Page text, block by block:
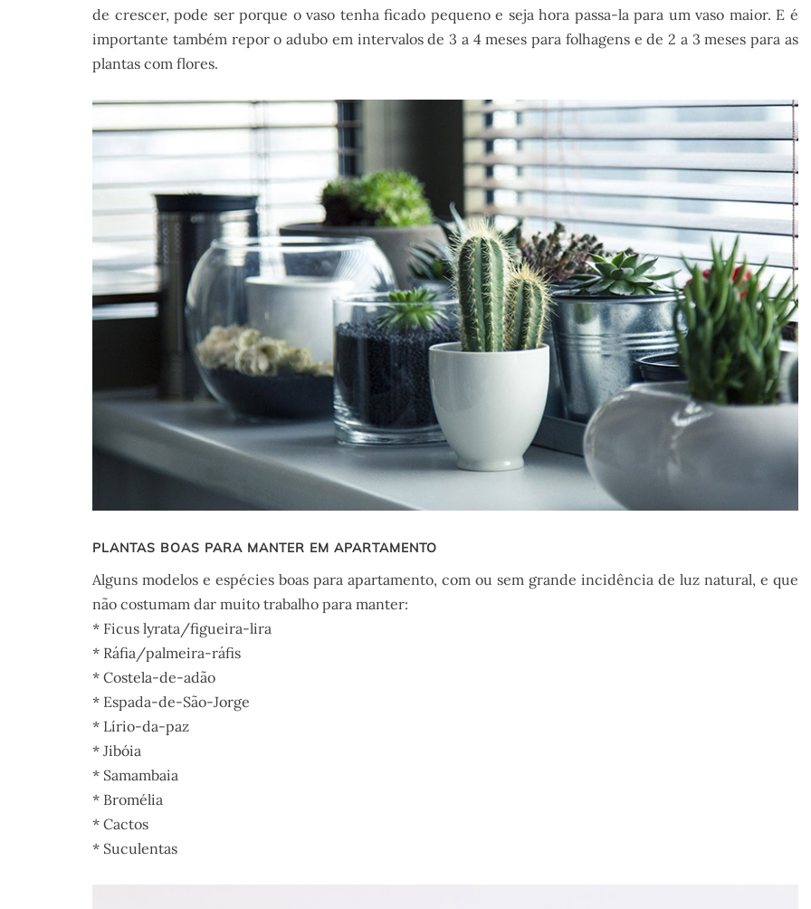
de crescer, pode ser porque o vaso tenha ficado pequeno e seja hora passa-la para um vaso maior. E é
importante também repor o adubo em intervalos de 3 a 4 meses para folhagens e de 2 a 3 meses para as
plantas com flores.
PLANTAS BOAS PARA MANTER EM APARTAMENTO
Alguns modelos e espécies boas para apartamento, com ou sem grande incidência de luz natural, e que
não costumam dar muito trabalho para manter:
* Ficus lyrata/figueira-lira
* Ráfia/palmeira-ráfis
* Costela-de-adão
* Espada-de-São-Jorge
* Lírio-da-paz
* Jibóia
* Samambaia
* Bromélia
* Cactos
* Suculentas